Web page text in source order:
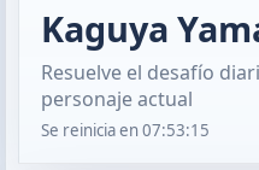
Kaguya
Resuelve el desafío
personaje actual
Se reinicia en 07:53:14